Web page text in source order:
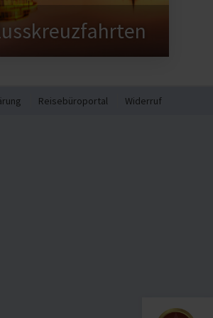
Reisebüroportal Widerruf